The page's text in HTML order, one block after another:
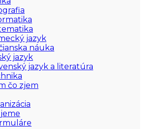
jazyk
náuka
jazyk
jazyk a literatúra
čo zjem